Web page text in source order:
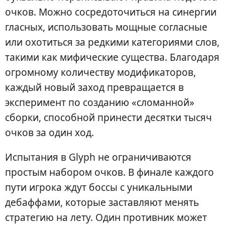
очков. Можно сосредоточиться на синергии
гласных, использовать мощные согласные
или охотиться за редкими категориями слов,
такими как мифические существа. Благодаря
огромному количеству модификаторов,
каждый новый заход превращается в
эксперимент по созданию «сломанной»
сборки, способной принести десятки тысяч
очков за один ход.
Испытания в Glyph не ограничиваются
простым набором очков. В финале каждого
пути игрока ждут боссы с уникальными
дебаффами, которые заставляют менять
стратегию на лету. Один противник может